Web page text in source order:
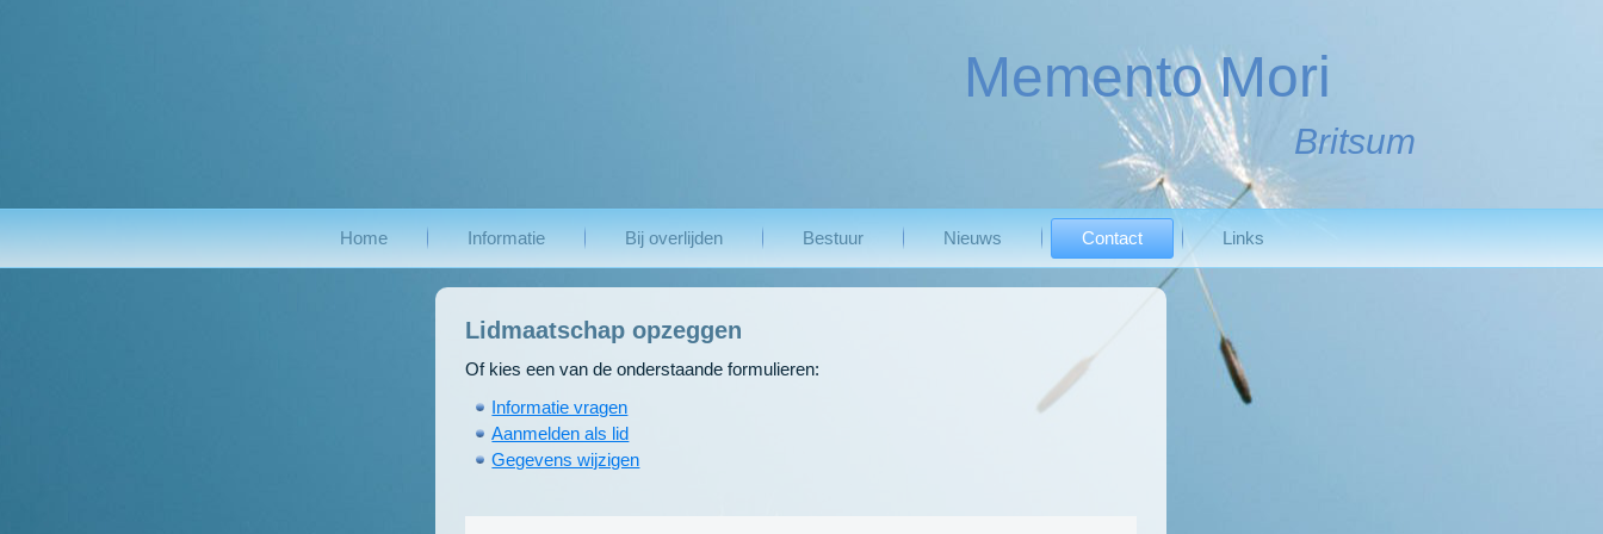
Memento Mori
Britsum
Home Informatie Bij overlijden Bestuur Nieuws Contact Links
Lidmaatschap opzeggen
Of kies een van de onderstaande formulieren:
Informatie vragen
Aanmelden als lid
Gegevens wijzigen